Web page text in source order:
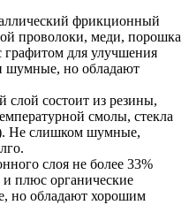
фрикционный
проволоки, меди, порошка
для улучшения
шумные, но обладают
состоит из резины,
смолы, стекла
Не слишком шумные,
слоя не более 33%
и плюс органические
но обладают хорошим